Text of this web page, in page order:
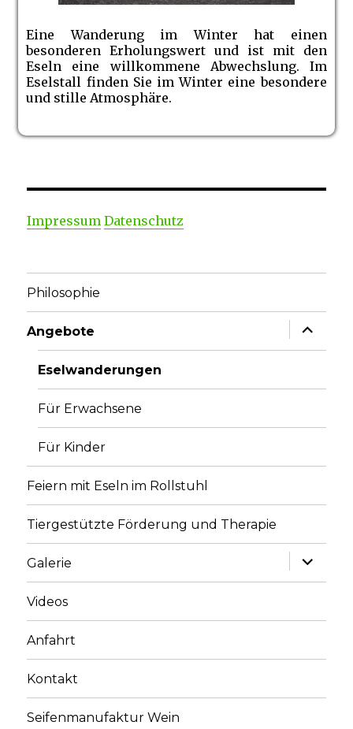
Eine Wanderung im Winter hat einen
besonderen Erholungswert und ist mit den
Eseln eine willkommene Abwechslung. Im
Eselstall finden Sie im Winter eine besondere
und stille Atmosphäre.
Impressum Datenschutz
Philosophie
Angebote
Eselwanderungen
Für Erwachsene
Für Kinder
Feiern mit Eseln im Rollstuhl
Tiergestützte Förderung und Therapie
Galerie
Videos
Anfahrt
Kontakt
Seifenmanufaktur Wein